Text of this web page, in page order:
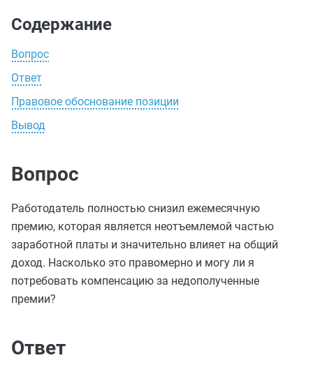
Содержание
Вопрос
Ответ
Правовое обоснование позиции
Вывод
Вопрос
Работодатель полностью снизил ежемесячную
премию, которая является неотъемлемой частью
заработной платы и значительно влияет на общий
доход. Насколько это правомерно и могу ли я
потребовать компенсацию за недополученные
премии?
Ответ